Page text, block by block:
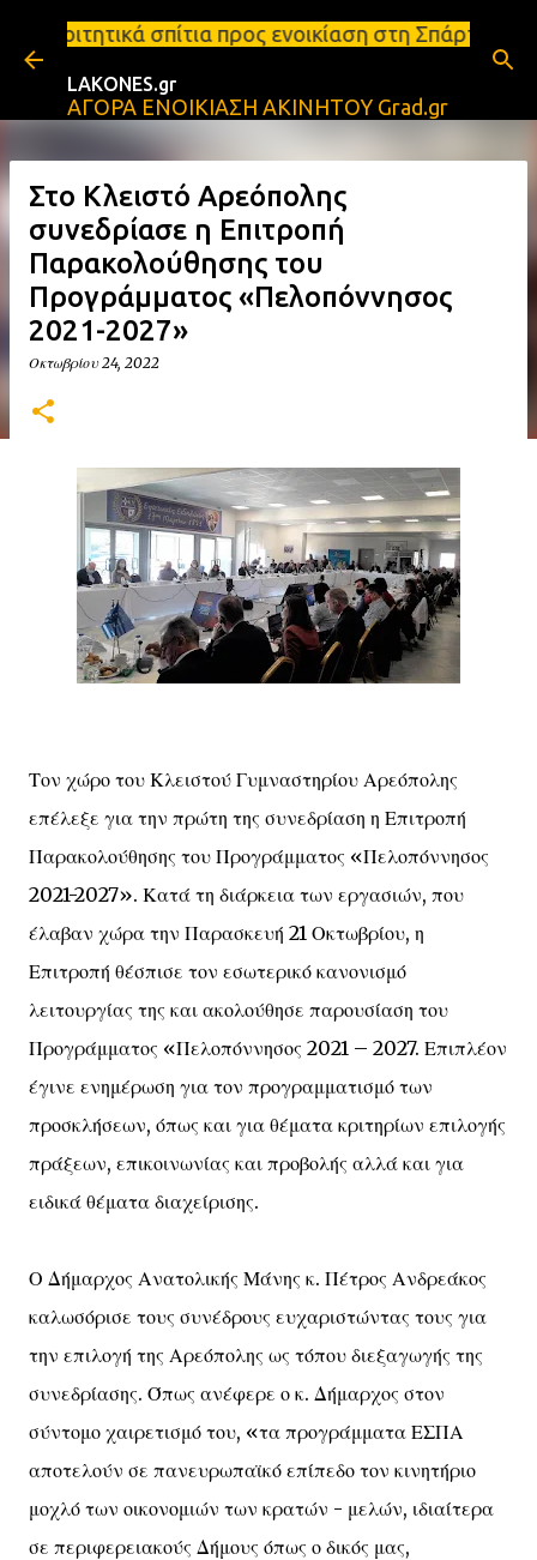
Μετάβαση στο κύριο περιεχόμενο
προς ενοικίαση στη Σπάρτη Ενοικιάσεις
LAKONES.gr
ΑΓΟΡΑ ΕΝΟΙΚΙΑΣΗ ΑΚΙΝΗΤΟΥ Grad.gr
Στο Κλειστό Αρεόπολης
συνεδρίασε η Επιτροπή
Παρακολούθησης του
Προγράμματος «Πελοπόννησος
2021-2027»
Οκτωβρίου 24, 2022
Τον χώρο του Κλειστού Γυμναστηρίου Αρεόπολης
επέλεξε για την πρώτη της συνεδρίαση η Επιτροπή
Παρακολούθησης του Προγράμματος «Πελοπόννησος
2021-2027». Κατά τη διάρκεια των εργασιών, που
έλαβαν χώρα την Παρασκευή 21 Οκτωβρίου, η
Επιτροπή θέσπισε τον εσωτερικό κανονισμό
λειτουργίας της και ακολούθησε παρουσίαση του
Προγράμματος «Πελοπόννησος 2021 – 2027. Επιπλέον
έγινε ενημέρωση για τον προγραμματισμό των
προσκλήσεων, όπως και για θέματα κριτηρίων επιλογής
πράξεων, επικοινωνίας και προβολής αλλά και για
ειδικά θέματα διαχείρισης.
Ο Δήμαρχος Ανατολικής Μάνης κ. Πέτρος Ανδρεάκος
καλωσόρισε τους συνέδρους ευχαριστώντας τους για
την επιλογή της Αρεόπολης ως τόπου διεξαγωγής της
συνεδρίασης. Όπως ανέφερε ο κ. Δήμαρχος στον
σύντομο χαιρετισμό του, «τα προγράμματα ΕΣΠΑ
αποτελούν σε πανευρωπαϊκό επίπεδο τον κινητήριο
μοχλό των οικονομιών των κρατών - μελών, ιδιαίτερα
σε περιφερειακούς Δήμους όπως ο δικός μας,